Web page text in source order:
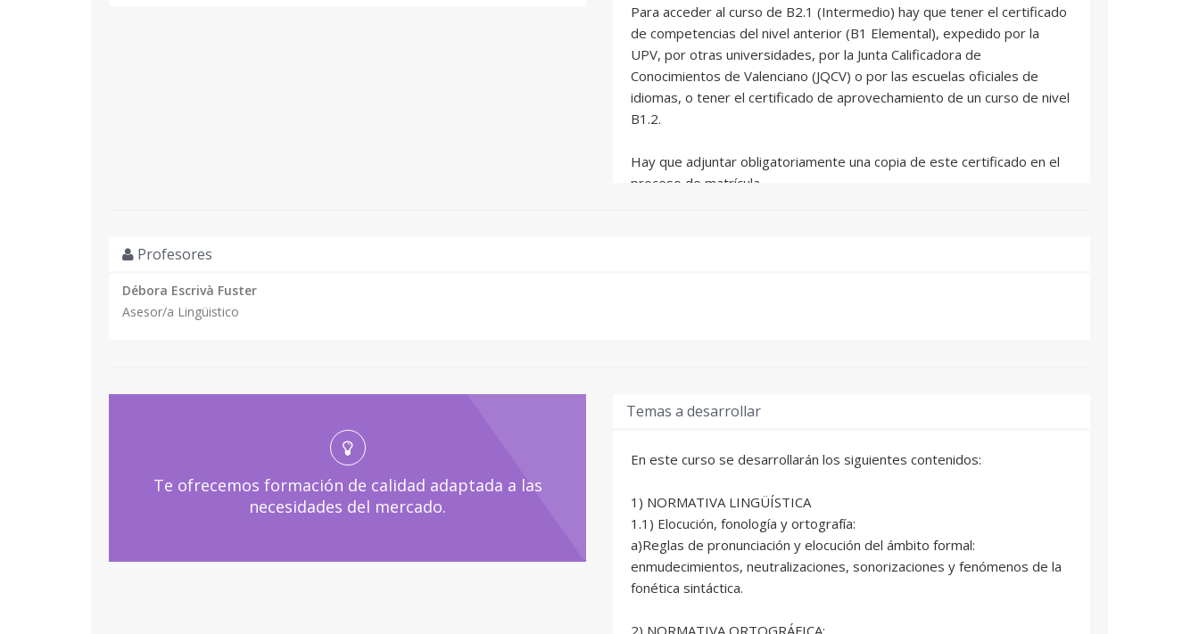
Para acceder al curso de B2.1 (Intermedio) hay que tener el certificado
de competencias del nivel anterior (B1 Elemental), expedido por la
UPV, por otras universidades, por la Junta Calificadora de
Conocimientos de Valenciano (JQCV) o por las escuelas oficiales de
idiomas, o tener el certificado de aprovechamiento de un curso de nivel
B1.2.
Hay que adjuntar obligatoriamente una copia de este certificado en el
proceso de matrícula.
Profesores
Débora Escrivà Fuster
Asesor/a Lingüistico
Te ofrecemos formación de calidad adaptada a las
necesidades del mercado.
Temas a desarrollar
En este curso se desarrollarán los siguientes contenidos:
1) NORMATIVA LINGÜÍSTICA
1.1) Elocución, fonología y ortografía:
a)Reglas de pronunciación y elocución del ámbito formal:
enmudecimientos, neutralizaciones, sonorizaciones y fenómenos de la
fonética sintáctica.
2) NORMATIVA ORTOGRÁFICA: